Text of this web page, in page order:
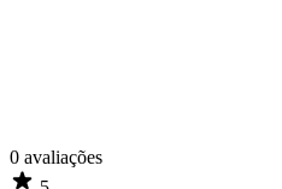
0 avaliações